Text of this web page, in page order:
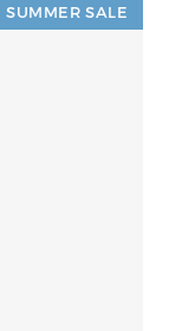
検索
SUMMER SALE